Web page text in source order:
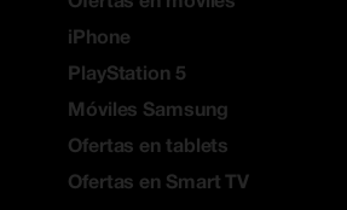
iPhone
PlayStation 5
Móviles Samsung
Ofertas en tablets
Ofertas en Smart TV